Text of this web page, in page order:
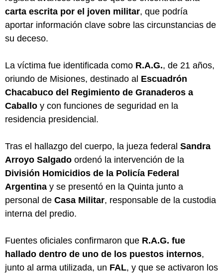
carta escrita por el joven militar, que podría
aportar información clave sobre las circunstancias de
su deceso.
La víctima fue identificada como R.A.G., de 21 años,
oriundo de Misiones, destinado al Escuadrón
Chacabuco del Regimiento de Granaderos a
Caballo y con funciones de seguridad en la
residencia presidencial.
Tras el hallazgo del cuerpo, la jueza federal Sandra
Arroyo Salgado ordenó la intervención de la
División Homicidios de la Policía Federal
Argentina y se presentó en la Quinta junto a
personal de Casa Militar, responsable de la custodia
interna del predio.
Fuentes oficiales confirmaron que R.A.G. fue
hallado dentro de uno de los puestos internos,
junto al arma utilizada, un FAL, y que se activaron los